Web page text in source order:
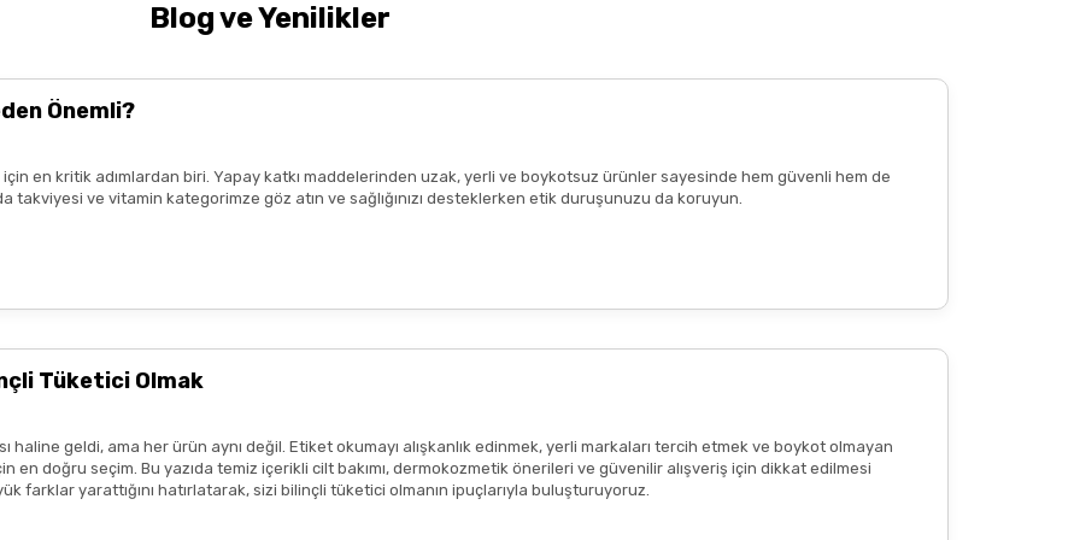
ederim boykot ürünleri
uzmanı tavsiyesiile kullanmalıdır.
en yakın sağlık kuruluşuna
ışık ve nemden uzak bir ortamda saklayınız.
tavsiyesinin yerini tutmaz.
önce ürünün küçük bir bölgede test edilmesi, olasıalerjik reaksiyonveyaciltte kızarıklıkolup olmadığının
ürün kullanımını durdurunuz ve bir uzmana başvurunuz.
uygun şekilde paylaşılmaktadır.
Blog ve Yenilikler
Önemli?
için en kritik adımlardan biri. Yapay katkı maddelerinden uzak, yerli ve boykotsuz ürünler sayesinde hem güvenli hem de
takviyesi ve vitamin kategorimze göz atın ve sağlığınızı desteklerken etik duruşunuzu da koruyun.
Tüketici Olmak
haline geldi, ama her ürün aynı değil. Etiket okumayı alışkanlık edinmek, yerli markaları tercih etmek ve boykot olmayan
en doğru seçim. Bu yazıda temiz içerikli cilt bakımı, dermokozmetik önerileri ve güvenilir alışveriş için dikkat edilmesi
farklar yarattığını hatırlatarak, sizi bilinçli tüketici olmanın ipuçlarıyla buluşturuyoruz.